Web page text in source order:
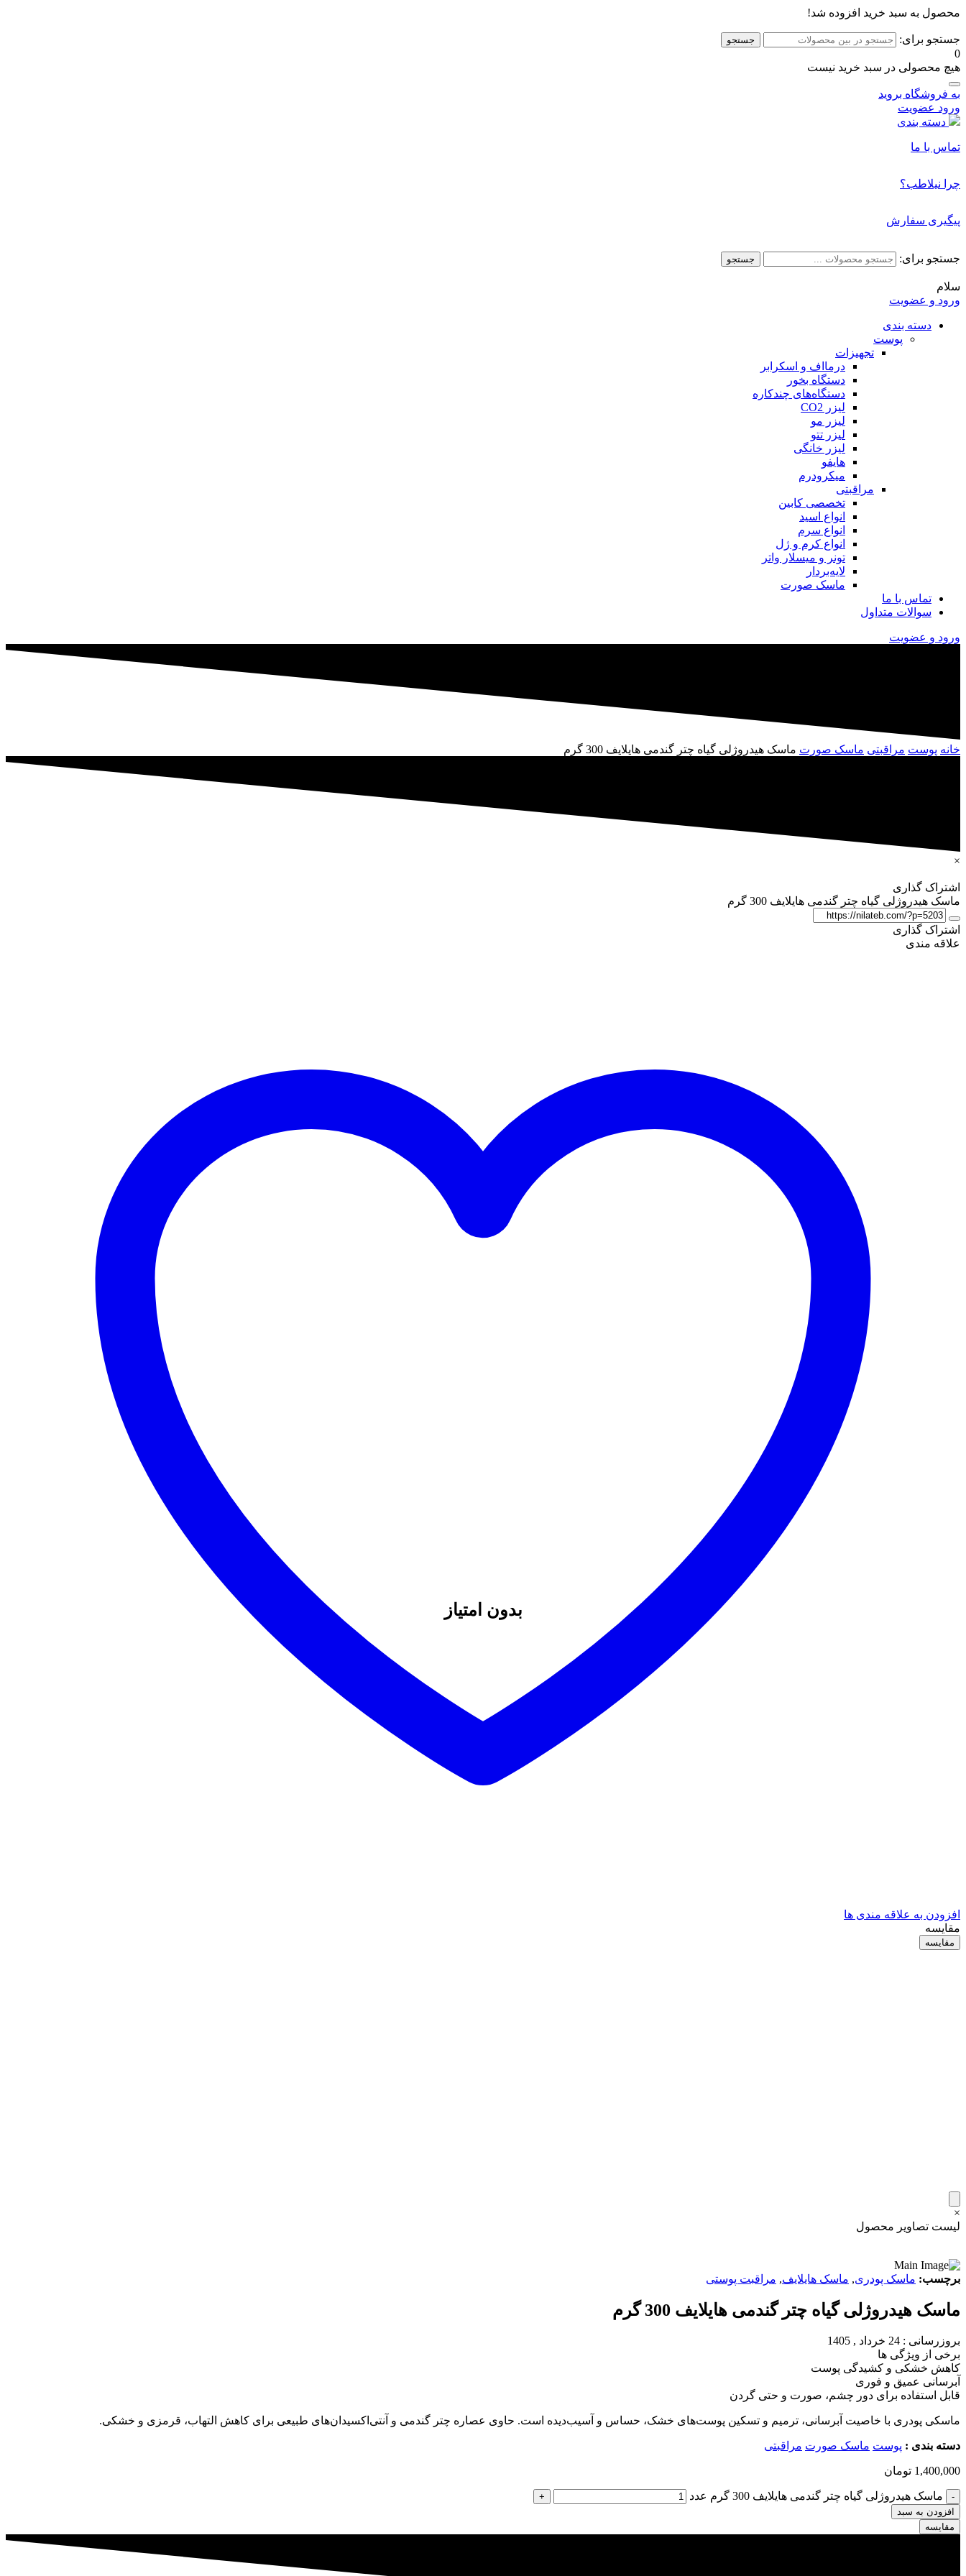
محصول به سبد خرید افزوده شد!
جستجو برای: جستجو
0
هیچ محصولی در سبد خرید نیست
به فروشگاه بروید
ورود عضویت
دسته بندی
تماس با ما
چرا نیلاطب؟
پیگیری سفارش
جستجو برای: جستجو
سلام
ورود و عضویت
دسته بندی
پوست
تجهیزات
درمااف و اسکرابر
دستگاه بخور
دستگاه‌های چندکاره
لیزر CO2
لیزر مو
لیزر تتو
لیزر خانگی
هایفو
میکرودرم
مراقبتی
تخصصی کابین
انواع اسید
انواع سرم
انواع کرم و ژل
تونر و میسلار واتر
لایه‌بردار
ماسک صورت
تماس با ما
سوالات متداول
ورود و عضویت
خانه پوست مراقبتی ماسک صورت ماسک هیدروژلی گیاه چتر گندمی هایلایف 300 گرم
×
اشتراک گذاری
ماسک هیدروژلی گیاه چتر گندمی هایلایف 300 گرم
اشتراک گذاری
علاقه مندی
افزودن به علاقه مندی ها
مقایسه
مقایسه
×
لیست تصاویر محصول
برچسب: ماسک پودری, ماسک هایلایف, مراقبت پوستی
ماسک هیدروژلی گیاه چتر گندمی هایلایف 300 گرم
بروزرسانی : 24 خرداد , 1405
برخی از ویژگی ها
کاهش خشکی و کشیدگی پوست
آبرسانی عمیق و فوری
قابل استفاده برای دور چشم، صورت و حتی گردن
ماسکی پودری با خاصیت آبرسانی، ترمیم و تسکین پوست‌های خشک، حساس و آسیب‌دیده است. حاوی عصاره چتر گندمی و آنتی‌اکسیدان‌های طبیعی برای کاهش التهاب، قرمزی و خشکی.
دسته بندی : پوست ماسک صورت مراقبتی
1,400,000 تومان
- ماسک هیدروژلی گیاه چتر گندمی هایلایف 300 گرم عدد
+
افزودن به سبد
مقایسه
بدون امتیاز